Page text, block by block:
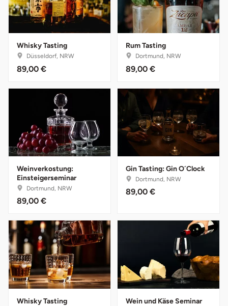
Whisky Tasting
Düsseldorf, NRW
89,00 €
Rum Tasting
Dortmund, NRW
89,00 €
Weinverkostung:
Einsteigerseminar
Dortmund, NRW
89,00 €
Gin Tasting: Gin O´Clock
Dortmund, NRW
89,00 €
Whisky Tasting Wein und Käse Seminar
Düsseldorf
Erlangen
Frankfurt am Main
Freiberg
Freiburg
Fürstenfeldbruck
Fürth
Geiselwind